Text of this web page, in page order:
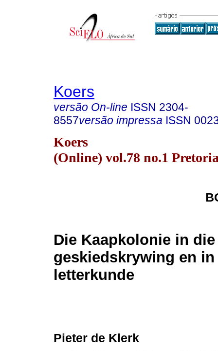
Koers
versão On-line ISSN 2304-
8557versão impressa ISSN
Koers
(Online) vol.78 no.1
Die Kaapkolonie in die
geskiedskrywing en
letterkunde
Pieter de Klerk